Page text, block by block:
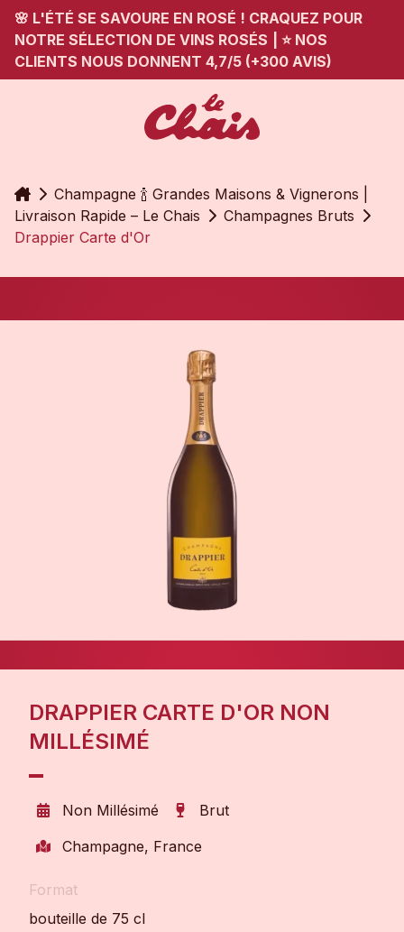
🌸 L'ÉTÉ SE SAVOURE EN ROSÉ ! CRAQUEZ POUR
NOTRE SÉLECTION DE VINS ROSÉS
⭐ NOS
CLIENTS NOUS DONNENT 4,7/5 (+300 AVIS)
AccueilChampagne 🍾 Grandes Maisons & Vignerons |
Livraison Rapide – Le Chais
Champagnes Bruts
Drappier Carte d'Or
DRAPPIER CARTE D'OR NON
MILLÉSIMÉ
Non Millésimé
Brut
Champagne, France
Format
bouteille de 75 cl